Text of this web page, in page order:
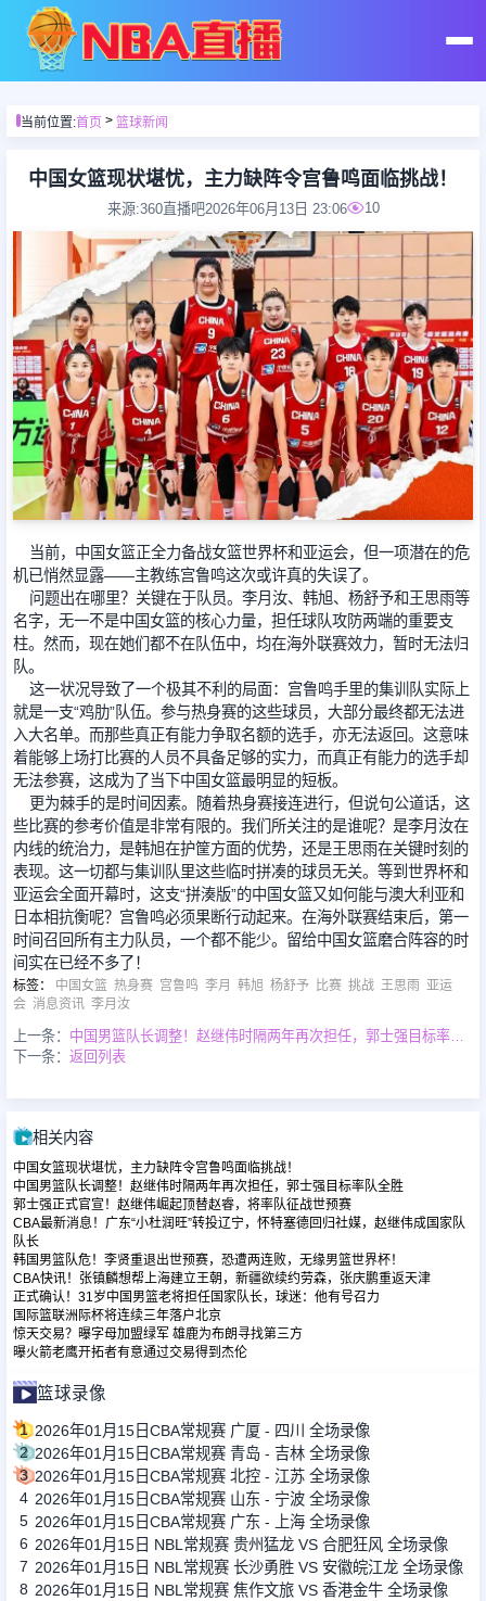
首页
足球直播
篮球直播
足球录像
篮球录像
足球集锦
篮球集锦
足球新闻
篮球新闻
当前位置:首页> 篮球新闻
中国女篮现状堪忧，主力缺阵令宫鲁鸣面临挑战！
来源:360直播吧2026年06月13日 23:06 10
当前，中国女篮正全力备战女篮世界杯和亚运会，但一项潜在的危
机已悄然显露——主教练宫鲁鸣这次或许真的失误了。
问题出在哪里？关键在于队员。李月汝、韩旭、杨舒予和王思雨等
名字，无一不是中国女篮的核心力量，担任球队攻防两端的重要支
柱。然而，现在她们都不在队伍中，均在海外联赛效力，暂时无法归
队。
这一状况导致了一个极其不利的局面：宫鲁鸣手里的集训队实际上
就是一支“鸡肋”队伍。参与热身赛的这些球员，大部分最终都无法进
入大名单。而那些真正有能力争取名额的选手，亦无法返回。这意味
着能够上场打比赛的人员不具备足够的实力，而真正有能力的选手却
无法参赛，这成为了当下中国女篮最明显的短板。
更为棘手的是时间因素。随着热身赛接连进行，但说句公道话，这
些比赛的参考价值是非常有限的。我们所关注的是谁呢？是李月汝在
内线的统治力，是韩旭在护筐方面的优势，还是王思雨在关键时刻的
表现。这一切都与集训队里这些临时拼凑的球员无关。等到世界杯和
亚运会全面开幕时，这支“拼湊版”的中国女篮又如何能与澳大利亚和
日本相抗衡呢？宫鲁鸣必须果断行动起来。在海外联赛结束后，第一
时间召回所有主力队员，一个都不能少。留给中国女篮磨合阵容的时
间实在已经不多了！
标签： 中国女篮 热身赛 宫鲁鸣 李月 韩旭 杨舒予 比赛 挑战 王思雨 亚运
会 消息资讯 李月汝
上一条：
中国男篮队长调整！赵继伟时隔两年再次担任，郭士强目标率队全胜
下一条： 返回列表
相关内容
中国女篮现状堪忧，主力缺阵令宫鲁鸣面临挑战！
中国男篮队长调整！赵继伟时隔两年再次担任，郭士强目标率队全胜
郭士强正式官宣！赵继伟崛起顶替赵睿，将率队征战世预赛
CBA最新消息！广东“小杜润旺”转投辽宁，怀特塞德回归社媒，赵继伟成国家队
队长
韩国男篮队危！李贤重退出世预赛，恐遭两连败，无缘男篮世界杯！
CBA快讯！张镇麟想帮上海建立王朝，新疆欲续约劳森，张庆鹏重返天津
正式确认！31岁中国男篮老将担任国家队长，球迷：他有号召力
国际篮联洲际杯将连续三年落户北京
惊天交易？曝字母加盟绿军 雄鹿为布朗寻找第三方
曝火箭老鹰开拓者有意通过交易得到杰伦
篮球录像
1 2026年01月15日CBA常规赛 广厦 - 四川 全场录像
2 2026年01月15日CBA常规赛 青岛 - 吉林 全场录像
3 2026年01月15日CBA常规赛 北控 - 江苏 全场录像
4 2026年01月15日CBA常规赛 山东 - 宁波 全场录像
5 2026年01月15日CBA常规赛 广东 - 上海 全场录像
6 2026年01月15日 NBL常规赛 贵州猛龙 VS 合肥狂风 全场录像
7 2026年01月15日 NBL常规赛 长沙勇胜 VS 安徽皖江龙 全场录像
8 2026年01月15日 NBL常规赛 焦作文旅 VS 香港金牛 全场录像